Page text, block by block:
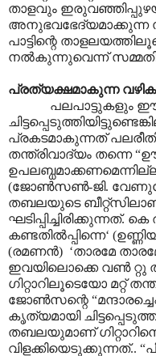
താളവും
അനുഭവഭേദ്യമാക്കുന്ന
പാട്ടിന്റെ
നൽകുന്നുവെന്ന്
പ്രത്യക്ഷമാകുന്ന
പലപാട്ടുകളും
പ്രകടമാകുന്നത്
തന്ത്രിവാദ്യം തന്നെ
(ജോൺസൺ-ജി.
തബലയുടെ
ഘടിപ്പിച്ചിരിക്കുന്നത്.
കണ്ടതിൽ‌പ്പിന്നെ‘
(രമണൻ) ‘താരമേ
ഇവയിലൊക്കെ വൺ റ്റു
ഗിറ്റാറിലൂടെയോ മറ്റ്
ജോൺസന്റെ
കൃത്യമായി
തബലയുമാണ്
വിളക്കിയെടുക്കുന്നത്..